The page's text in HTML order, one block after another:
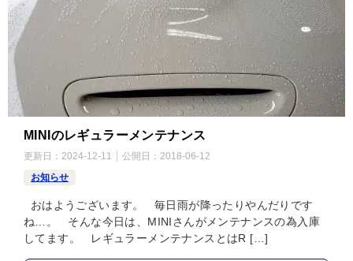
MINIのレギュラーメンテナンス
更新日： 2024-12-11 公開日： 2018-06-12
お知らせ
おはようございます。 毎日雨が降ったりやんだりです
ね…。 そんな今日は、MINIさんがメンテナンスの為入庫
してます。 レギュラーメンテナンスとはR […]